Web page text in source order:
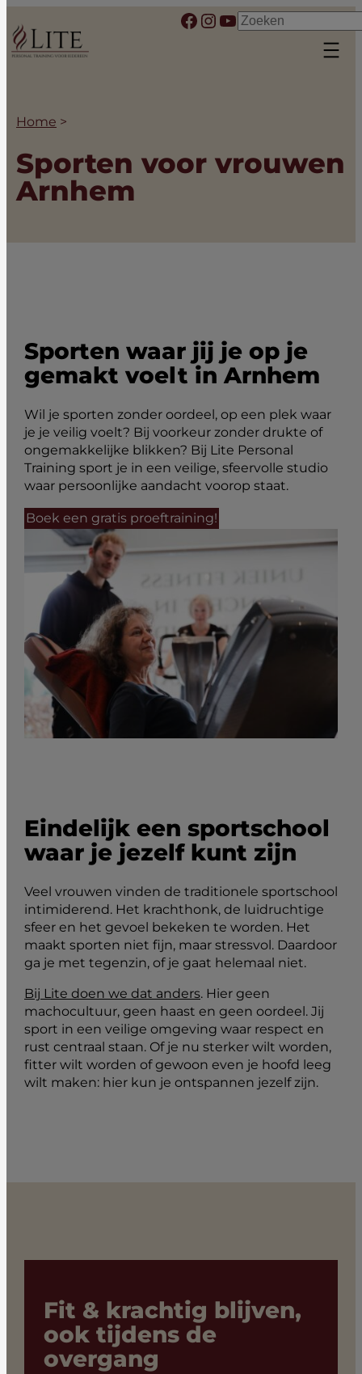
naar
de
Facebook
Instagram
YouTube
Zoeken
Home >
Sporten voor vrouwen
Arnhem
Sporten waar jij je op je
gemakt voelt in Arnhem
Wil je sporten zonder oordeel, op een plek waar
je je veilig voelt? Bij voorkeur zonder drukte of
ongemakkelijke blikken? Bij Lite Personal
Training sport je in een veilige, sfeervolle studio
waar persoonlijke aandacht voorop staat.
Boek een gratis proeftraining!
Eindelijk een sportschool
waar je jezelf kunt zijn
Veel vrouwen vinden de traditionele sportschool
intimiderend. Het krachthonk, de luidruchtige
sfeer en het gevoel bekeken te worden. Het
maakt sporten niet fijn, maar stressvol. Daardoor
ga je met tegenzin, of je gaat helemaal niet.
Bij Lite doen we dat anders. Hier geen
machocultuur, geen haast en geen oordeel. Jij
sport in een veilige omgeving waar respect en
rust centraal staan. Of je nu sterker wilt worden,
fitter wilt worden of gewoon even je hoofd leeg
wilt maken: hier kun je ontspannen jezelf zijn.
Fit & krachtig blijven,
ook tijdens de
overgang